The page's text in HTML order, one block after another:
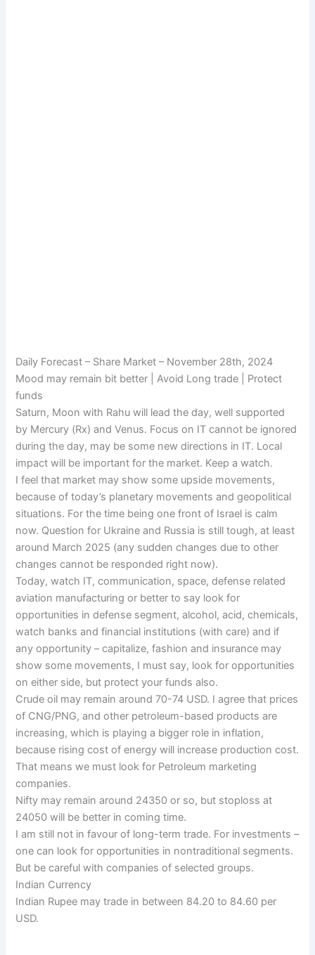
Daily Forecast – Share Market – November 28th, 2024
Mood may remain bit better | Avoid Long trade | Protect
funds
Saturn, Moon with Rahu will lead the day, well supported
by Mercury (Rx) and Venus. Focus on IT cannot be ignored
during the day, may be some new directions in IT. Local
impact will be important for the market. Keep a watch.
I feel that market may show some upside movements,
because of today’s planetary movements and geopolitical
situations. For the time being one front of Israel is calm
now. Question for Ukraine and Russia is still tough, at least
around March 2025 (any sudden changes due to other
changes cannot be responded right now).
Today, watch IT, communication, space, defense related
aviation manufacturing or better to say look for
opportunities in defense segment, alcohol, acid, chemicals,
watch banks and financial institutions (with care) and if
any opportunity – capitalize, fashion and insurance may
show some movements, I must say, look for opportunities
on either side, but protect your funds also.
Crude oil may remain around 70-74 USD. I agree that prices
of CNG/PNG, and other petroleum-based products are
increasing, which is playing a bigger role in inflation,
because rising cost of energy will increase production cost.
That means we must look for Petroleum marketing
companies.
Nifty may remain around 24350 or so, but stoploss at
24050 will be better in coming time.
I am still not in favour of long-term trade. For investments –
one can look for opportunities in nontraditional segments.
But be careful with companies of selected groups.
Indian Currency
Indian Rupee may trade in between 84.20 to 84.60 per
USD.